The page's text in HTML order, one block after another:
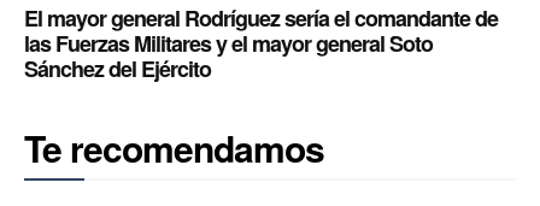
El mayor general Rodríguez sería el comandante de
las Fuerzas Militares y el mayor general Soto
Sánchez del Ejército
Te recomendamos